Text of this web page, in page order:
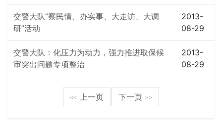
交警大队“察民情、办实事、大走访、大调
研”活动
2013-
08-29
交警大队：化压力为动力，强力推进取保候
审突出问题专项整治
2013-
08-29
<< 上一页 下一页 >>